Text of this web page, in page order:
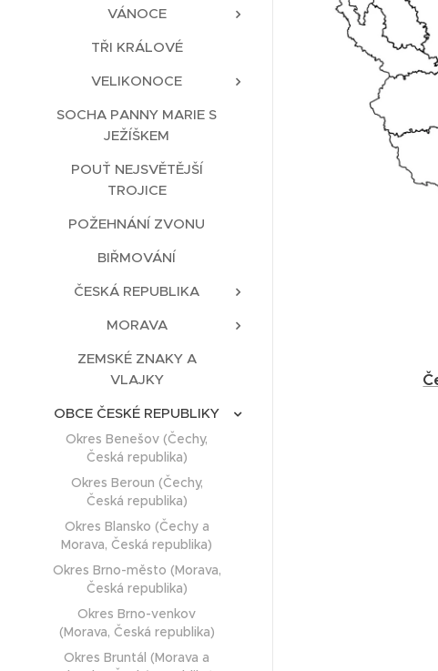
VÁNOCE
TŘI KRÁLOVÉ
VELIKONOCE
SOCHA PANNY MARIE S
JEŽÍŠKEM
POUŤ NEJSVĚTĚJŠÍ
TROJICE
POŽEHNÁNÍ ZVONU
BIŘMOVÁNÍ
ČESKÁ REPUBLIKA
MORAVA
ZEMSKÉ ZNAKY A
VLAJKY
OBCE ČESKÉ REPUBLIKY
Okres Benešov (Čechy,
Česká republika)
Okres Beroun (Čechy,
Česká republika)
Okres Blansko (Čechy a
Morava, Česká republika)
Okres Brno-město (Morava,
Česká republika)
Okres Brno-venkov
(Morava, Česká republika)
Okres Bruntál (Morava a